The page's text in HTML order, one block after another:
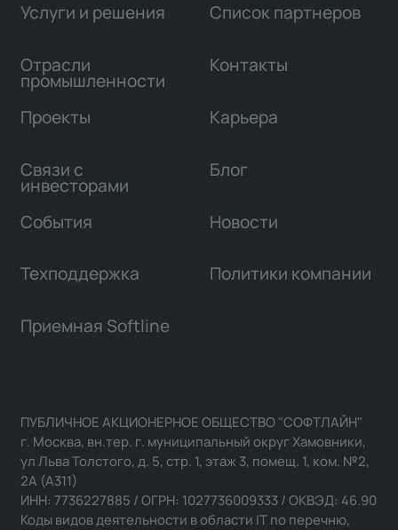
Услуги и решения
Отрасли
промышленности
Проекты
Связи с
инвесторами
Список партнеров
Контакты
Карьера
Блог
События Новости
Техподдержка Политики компании
Приемная Softline
ПУБЛИЧНОЕ АКЦИОНЕРНОЕ ОБЩЕСТВО "СОФТЛАЙН"
г. Москва, вн.тер. г. муниципальный округ Хамовники,
ул Льва Толстого, д. 5, стр. 1, этаж 3, помещ. 1, ком. №2,
2А (А311)
ИНН: 7736227885 / ОГРН: 1027736009333 / ОКВЭД: 46.90
Коды видов деятельности в области IT по перечню,